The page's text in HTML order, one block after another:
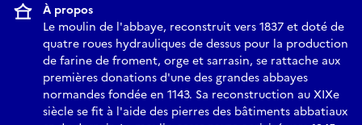
À propos
Le moulin de l'abbaye, reconstruit vers 1837 et doté de
quatre roues hydrauliques de dessus pour la production
de farine de froment, orge et sarrasin, se rattache aux
premières donations d'une des grandes abbayes
normandes fondée en 1143. Sa reconstruction au XIXe
siècle se fit à l'aide des pierres des bâtiments abbatiaux